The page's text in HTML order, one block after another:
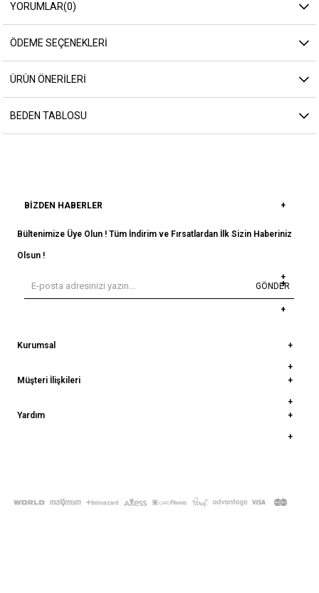
YORUMLAR(0)
ÖDEME SEÇENEKLERI
ÜRÜN ÖNERILERI
BEDEN TABLOSU
BIZDEN HABERLER
Bültenimize Üye Olun ! Tüm İndirim ve Fırsatlardan İlk Sizin Haberiniz
Olsun !
GÖNDER
Kurumsal
Müşteri İlişkileri
Yardım